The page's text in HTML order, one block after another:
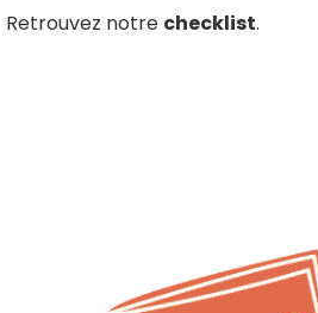
Retrouvez notre checklist.